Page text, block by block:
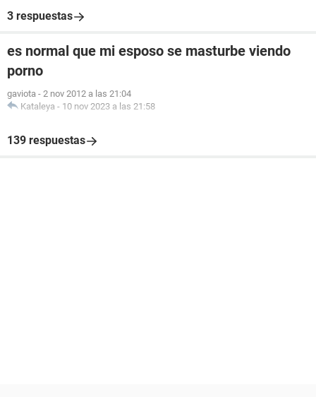
3 respuestas
es normal que mi esposo se masturbe viendo
porno
gaviota - 2 nov 2012 a las 21:04
Kataleya - 10 nov 2023 a las 21:58
139 respuestas